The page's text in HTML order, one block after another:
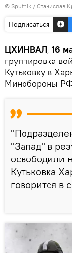
© Sputnik / Станислав
Подписаться
ЦХИНВАЛ, 16
группировка
Кутьковку в
Минобороны
"Запад" в
освободили
Кутьковка
говорится в